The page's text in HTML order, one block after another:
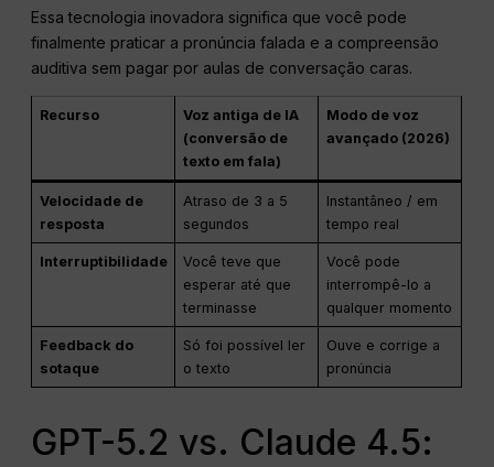
Essa tecnologia inovadora significa que você pode
finalmente praticar a pronúncia falada e a compreensão
auditiva sem pagar por aulas de conversação caras.
Recurso
Voz antiga de IA
(conversão de
texto em fala)
Modo de voz
avançado (2026)
Velocidade de
resposta
Atraso de 3 a 5
segundos
Instantâneo / em
tempo real
Interruptibilidade
Você teve que
esperar até que
terminasse
Você pode
interrompê-lo a
qualquer momento
Feedback do
sotaque
Só foi possível ler
o texto
Ouve e corrige a
pronúncia
GPT-5.2 vs. Claude 4.5: